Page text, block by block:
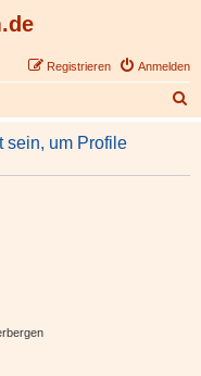
Anmelden
Registrieren
u
h
sein, um Profile